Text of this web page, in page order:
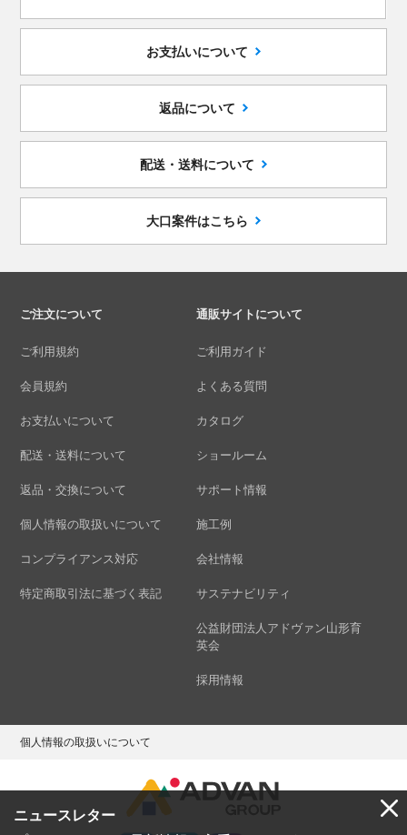
ニュースレター
お支払いについて
返品について
配送・送料について
大口案件はこちら
ご注文について
ご利用規約
会員規約
お支払いについて
配送・送料について
返品・交換について
個人情報の取扱いについて
コンプライアンス対応
特定商取引法に基づく表記
通販サイトについて
ご利用ガイド
よくある質問
カタログ
ショールーム
サポート情報
施工例
会社情報
サステナビリティ
公益財団法人アドヴァン山形育
英会
採用情報
個人情報の取扱いについて